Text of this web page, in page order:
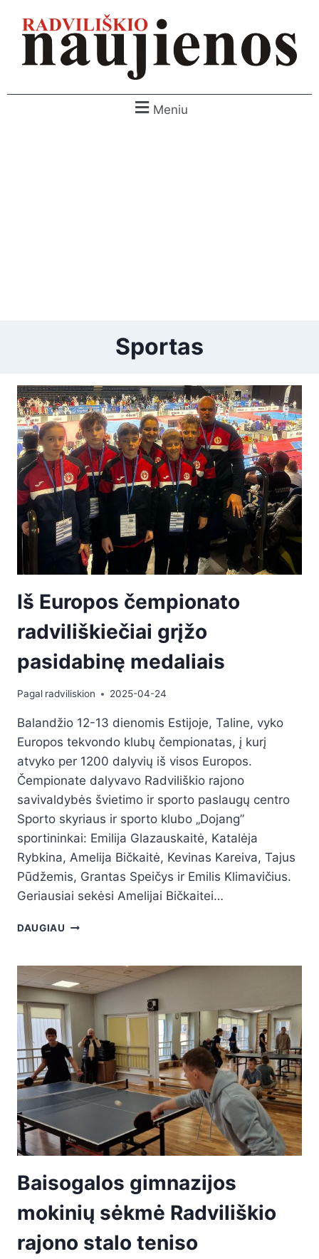
Meniu
Sportas
Iš Europos čempionato
radviliškiečiai grįžo
pasidabinę medaliais
Pagal radviliskion 2025-04-24
Balandžio 12-13 dienomis Estijoje, Taline, vyko
Europos tekvondo klubų čempionatas, į kurį
atvyko per 1200 dalyvių iš visos Europos.
Čempionate dalyvavo Radviliškio rajono
savivaldybės švietimo ir sporto paslaugų centro
Sporto skyriaus ir sporto klubo „Dojang”
sportininkai: Emilija Glazauskaitė, Katalėja
Rybkina, Amelija Bičkaitė, Kevinas Kareiva, Tajus
Pūdžemis, Grantas Speičys ir Emilis Klimavičius.
Geriausiai sekėsi Amelijai Bičkaitei…
DAUGIAU
Baisogalos gimnazijos
mokinių sėkmė Radviliškio
rajono stalo teniso